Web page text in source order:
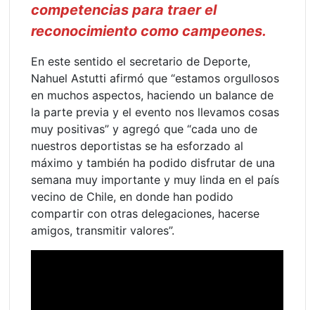
competencias para traer el
reconocimiento como campeones.
En este sentido el secretario de Deporte,
Nahuel Astutti afirmó que “estamos orgullosos
en muchos aspectos, haciendo un balance de
la parte previa y el evento nos llevamos cosas
muy positivas” y agregó que “cada uno de
nuestros deportistas se ha esforzado al
máximo y también ha podido disfrutar de una
semana muy importante y muy linda en el país
vecino de Chile, en donde han podido
compartir con otras delegaciones, hacerse
amigos, transmitir valores”.